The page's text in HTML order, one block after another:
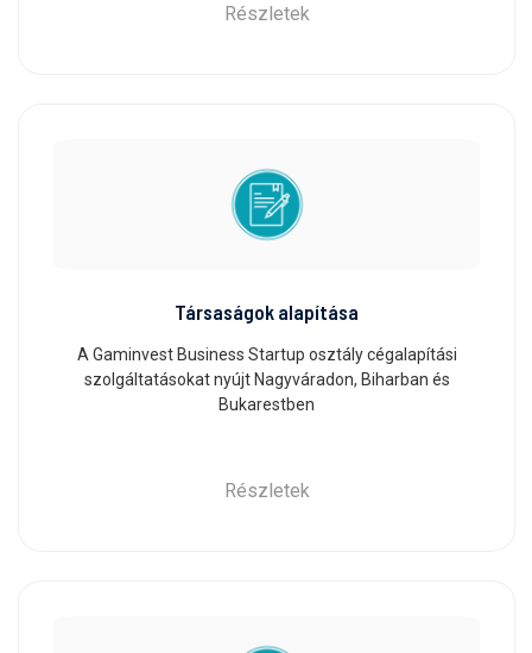
Részletek
Társaságok alapítása
A Gaminvest Business Startup osztály cégalapítási
szolgáltatásokat nyújt Nagyváradon, Biharban és
Bukarestben
Részletek